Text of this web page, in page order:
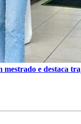
mestrado e destaca